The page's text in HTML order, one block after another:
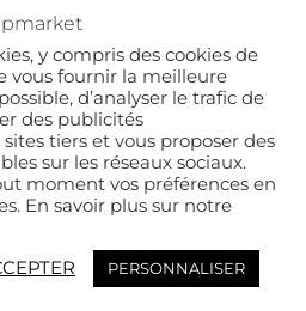
champagne
Pour les particuliers
les entreprises
réservés. Champmarket.
y compris des cookies de
vous fournir la meilleure
d’analyser le trafic de
des publicités
tiers et vous proposer des
sur les réseaux sociaux.
moment vos préférences en
En savoir plus sur notre
PERSONNALISER